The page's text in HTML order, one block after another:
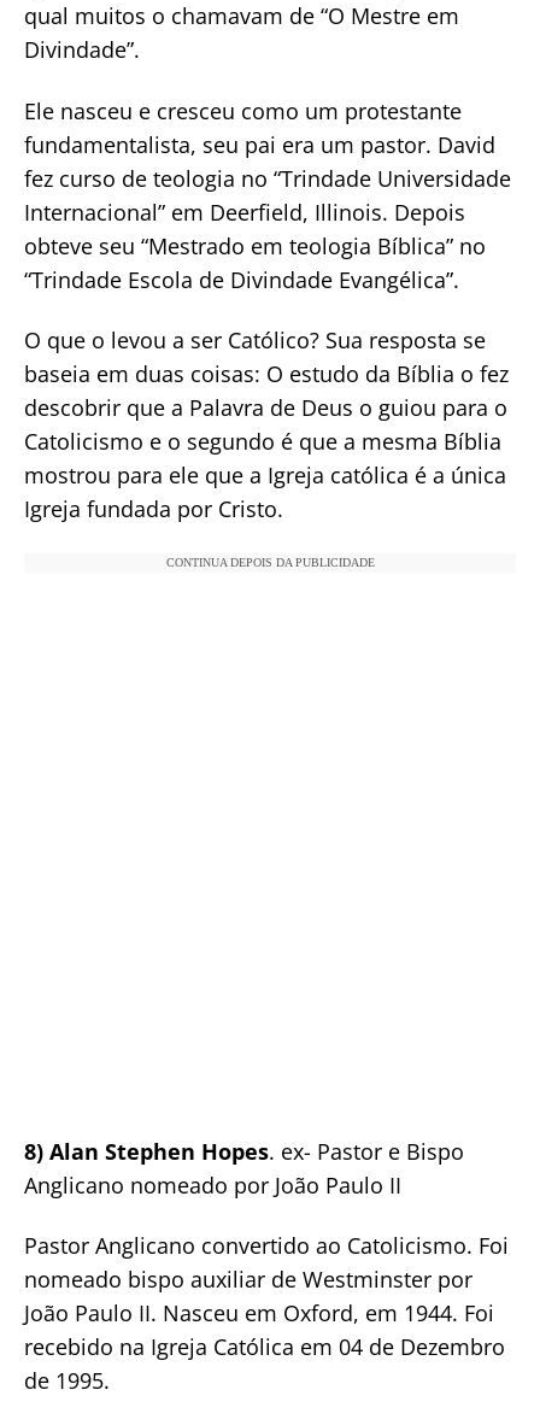
qual muitos o chamavam de “O Mestre em
Divindade”.
Ele nasceu e cresceu como um protestante
fundamentalista, seu pai era um pastor. David
fez curso de teologia no “Trindade Universidade
Internacional” em Deerfield, Illinois. Depois
obteve seu “Mestrado em teologia Bíblica” no
“Trindade Escola de Divindade Evangélica”.
O que o levou a ser Católico? Sua resposta se
baseia em duas coisas: O estudo da Bíblia o fez
descobrir que a Palavra de Deus o guiou para o
Catolicismo e o segundo é que a mesma Bíblia
mostrou para ele que a Igreja católica é a única
Igreja fundada por Cristo.
CONTINUA DEPOIS DA PUBLICIDADE
8) Alan Stephen Hopes. ex- Pastor e Bispo
Anglicano nomeado por João Paulo II
Pastor Anglicano convertido ao Catolicismo. Foi
nomeado bispo auxiliar de Westminster por
João Paulo II. Nasceu em Oxford, em 1944. Foi
recebido na Igreja Católica em 04 de Dezembro
de 1995.